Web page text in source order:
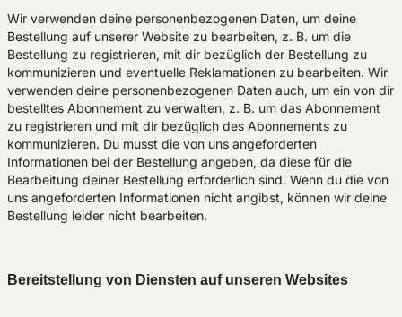
Wir verwenden deine personenbezogenen Daten, um deine
Bestellung auf unserer Website zu bearbeiten, z. B. um die
Bestellung zu registrieren, mit dir bezüglich der Bestellung zu
kommunizieren und eventuelle Reklamationen zu bearbeiten. Wir
verwenden deine personenbezogenen Daten auch, um ein von dir
bestelltes Abonnement zu verwalten, z. B. um das Abonnement
zu registrieren und mit dir bezüglich des Abonnements zu
kommunizieren. Du musst die von uns angeforderten
Informationen bei der Bestellung angeben, da diese für die
Bearbeitung deiner Bestellung erforderlich sind. Wenn du die von
uns angeforderten Informationen nicht angibst, können wir deine
Bestellung leider nicht bearbeiten.
Bereitstellung von Diensten auf unseren Websites